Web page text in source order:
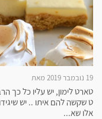
19 נובמבר 2019 מאת
טארט לימון, יש עליו כל כך
ט שקשה להם איתו .. יש
אלו שא...